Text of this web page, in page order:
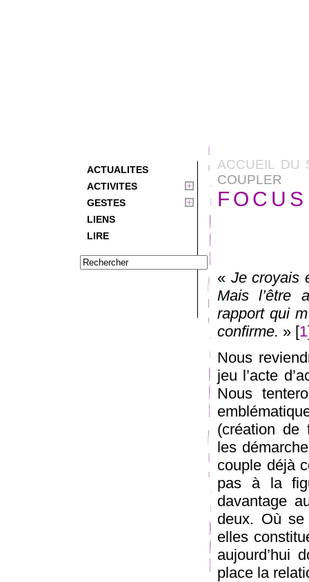
ACTUALITES
ACTIVITES
GESTES
LIENS
LIRE
ACCUEIL DU
COUPLER
« Je croyais
Mais l’être
rapport qui
confirme. » [1
Nous
jeu l’acte
Nous
(création de
les
couple déjà
pas à la
davantage
deux. Où
elles
aujourd’hui
place la